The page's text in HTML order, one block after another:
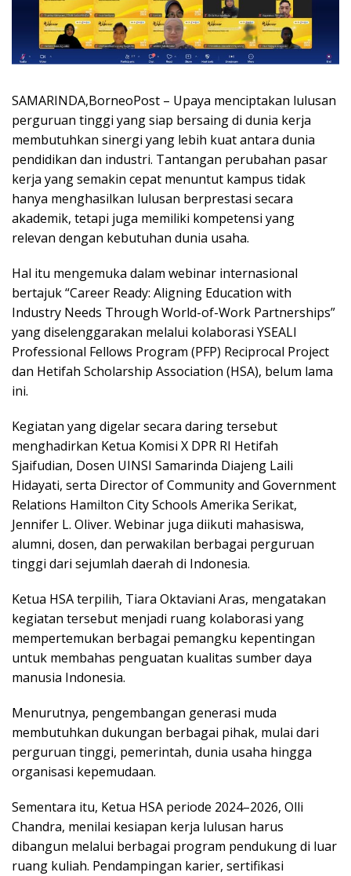
SAMARINDA,BorneoPost – Upaya menciptakan lulusan
perguruan tinggi yang siap bersaing di dunia kerja
membutuhkan sinergi yang lebih kuat antara dunia
pendidikan dan industri. Tantangan perubahan pasar
kerja yang semakin cepat menuntut kampus tidak
hanya menghasilkan lulusan berprestasi secara
akademik, tetapi juga memiliki kompetensi yang
relevan dengan kebutuhan dunia usaha.
Hal itu mengemuka dalam webinar internasional
bertajuk “Career Ready: Aligning Education with
Industry Needs Through World-of-Work Partnerships”
yang diselenggarakan melalui kolaborasi YSEALI
Professional Fellows Program (PFP) Reciprocal Project
dan Hetifah Scholarship Association (HSA), belum lama
ini.
Kegiatan yang digelar secara daring tersebut
menghadirkan Ketua Komisi X DPR RI Hetifah
Sjaifudian, Dosen UINSI Samarinda Diajeng Laili
Hidayati, serta Director of Community and Government
Relations Hamilton City Schools Amerika Serikat,
Jennifer L. Oliver. Webinar juga diikuti mahasiswa,
alumni, dosen, dan perwakilan berbagai perguruan
tinggi dari sejumlah daerah di Indonesia.
Ketua HSA terpilih, Tiara Oktaviani Aras, mengatakan
kegiatan tersebut menjadi ruang kolaborasi yang
mempertemukan berbagai pemangku kepentingan
untuk membahas penguatan kualitas sumber daya
manusia Indonesia.
Menurutnya, pengembangan generasi muda
membutuhkan dukungan berbagai pihak, mulai dari
perguruan tinggi, pemerintah, dunia usaha hingga
organisasi kepemudaan.
Sementara itu, Ketua HSA periode 2024–2026, Olli
Chandra, menilai kesiapan kerja lulusan harus
dibangun melalui berbagai program pendukung di luar
ruang kuliah. Pendampingan karier, sertifikasi